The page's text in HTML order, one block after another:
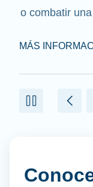
o combatir
MÁS